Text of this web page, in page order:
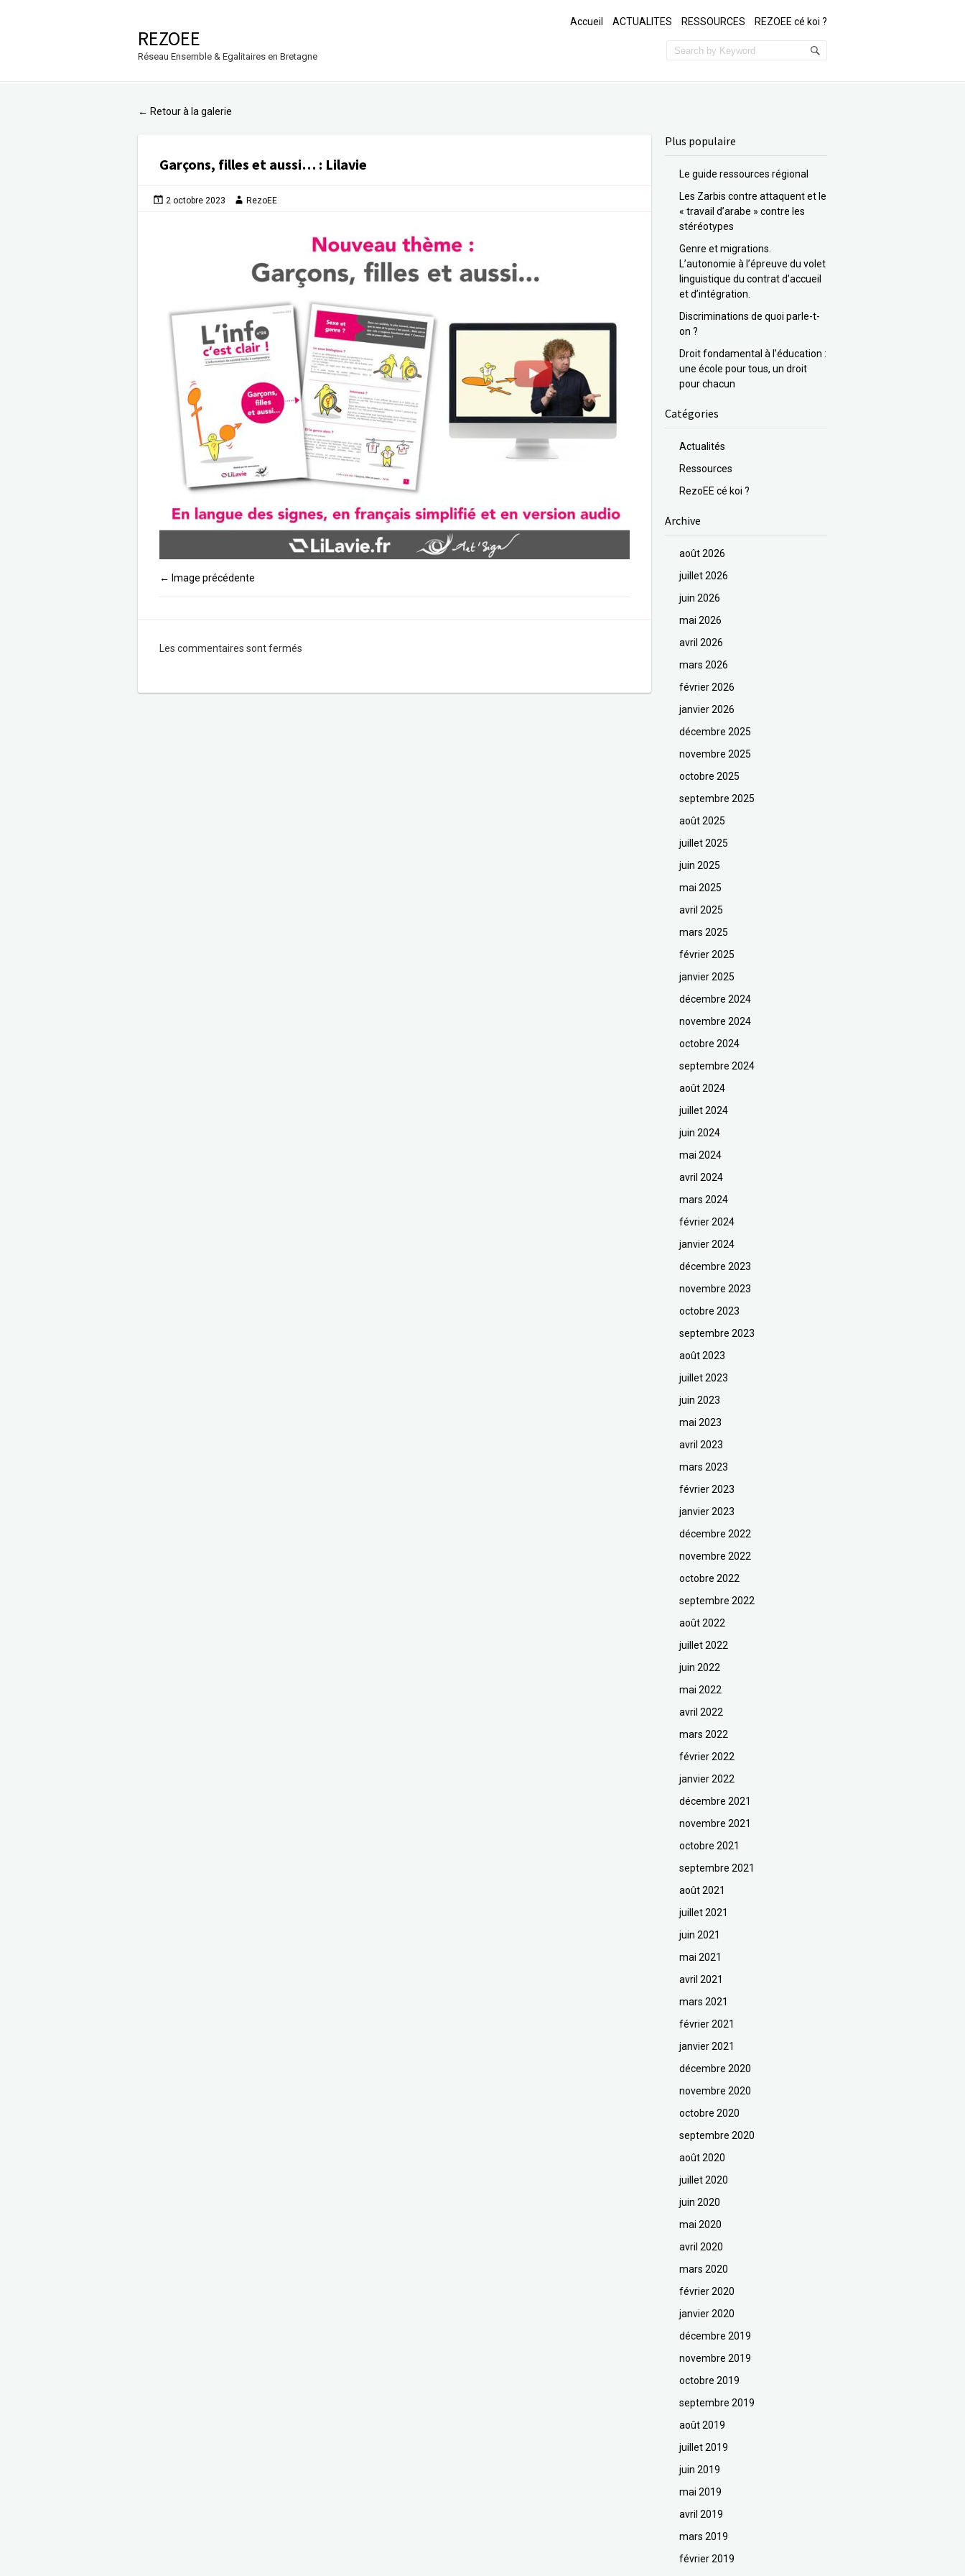
REZOEE
Réseau Ensemble & Egalitaires en Bretagne
Accueil ACTUALITES RESSOURCES REZOEE cé koi ?
← Retour à la galerie
Garçons, filles et aussi… : Lilavie
2 octobre 2023 RezoEE
← Image précédente
Les commentaires sont fermés
Plus populaire
Le guide ressources régional
Les Zarbis contre attaquent et le
« travail d’arabe » contre les
stéréotypes
Genre et migrations.
L’autonomie à l’épreuve du volet
linguistique du contrat d’accueil
et d’intégration.
Discriminations de quoi parle-t-
on ?
Droit fondamental à l’éducation :
une école pour tous, un droit
pour chacun
Catégories
Actualités
Ressources
RezoEE cé koi ?
Archive
août 2026
juillet 2026
juin 2026
mai 2026
avril 2026
mars 2026
février 2026
janvier 2026
décembre 2025
novembre 2025
octobre 2025
septembre 2025
août 2025
juillet 2025
juin 2025
mai 2025
avril 2025
mars 2025
février 2025
janvier 2025
décembre 2024
novembre 2024
octobre 2024
septembre 2024
août 2024
juillet 2024
juin 2024
mai 2024
avril 2024
mars 2024
février 2024
janvier 2024
décembre 2023
novembre 2023
octobre 2023
septembre 2023
août 2023
juillet 2023
juin 2023
mai 2023
avril 2023
mars 2023
février 2023
janvier 2023
décembre 2022
novembre 2022
octobre 2022
septembre 2022
août 2022
juillet 2022
juin 2022
mai 2022
avril 2022
mars 2022
février 2022
janvier 2022
décembre 2021
novembre 2021
octobre 2021
septembre 2021
août 2021
juillet 2021
juin 2021
mai 2021
avril 2021
mars 2021
février 2021
janvier 2021
décembre 2020
novembre 2020
octobre 2020
septembre 2020
août 2020
juillet 2020
juin 2020
mai 2020
avril 2020
mars 2020
février 2020
janvier 2020
décembre 2019
novembre 2019
octobre 2019
septembre 2019
août 2019
juillet 2019
juin 2019
mai 2019
avril 2019
mars 2019
février 2019